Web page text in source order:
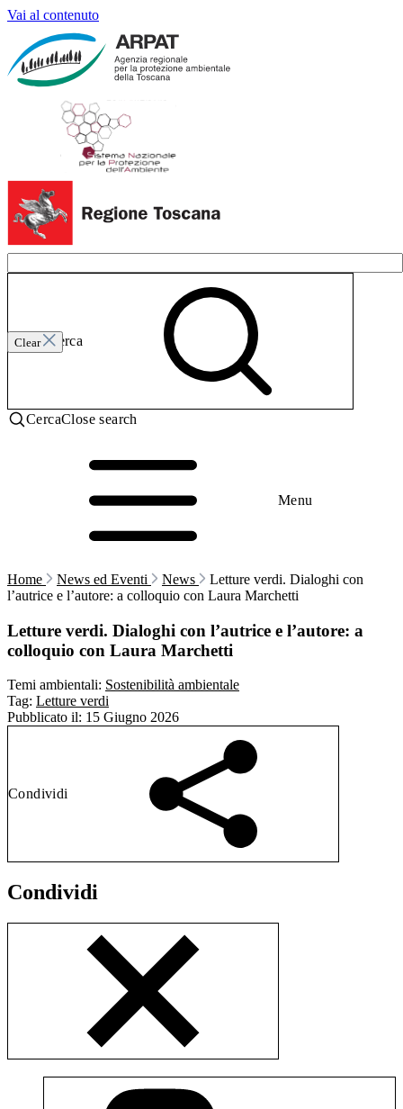
Vai al contenuto
Clear
Invia ricerca
CercaClose search
Menu
Home News ed Eventi News
Letture verdi. Dialoghi con
l’autrice e l’autore: a colloquio con Laura Marchetti
Letture verdi. Dialoghi con l’autrice e l’autore: a
colloquio con Laura Marchetti
Temi ambientali: Sostenibilità ambientale
Tag: Letture verdi
Pubblicato il: 15 Giugno 2026
Condividi
Condividi